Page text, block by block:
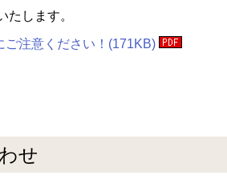
たします。
ご注意ください！(171KB)
せ